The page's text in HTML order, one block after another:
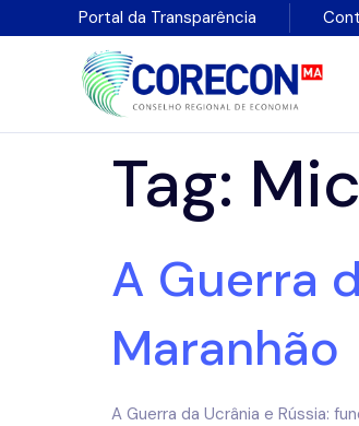
Portal da Transparência
Tag:
A Guerra
Maranhão
A Guerra da Ucrânia e Rússia: